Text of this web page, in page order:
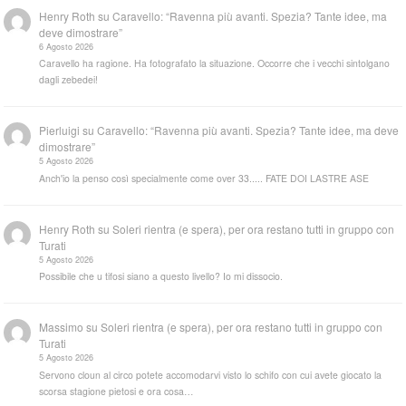
Henry Roth suCaravello: “Ravenna più avanti. Spezia? Tante idee, ma
deve dimostrare”
6 Agosto 2026
Caravello ha ragione. Ha fotografato la situazione. Occorre che i vecchi sintolgano
dagli zebedei!
Pierluigi suCaravello: “Ravenna più avanti. Spezia? Tante idee, ma deve
dimostrare”
5 Agosto 2026
Anch'io la penso così specialmente come over 33..... FATE DOI LASTRE ASE
Henry Roth suSoleri rientra (e spera), per ora restano tutti in gruppo con
Turati
5 Agosto 2026
Possibile che u tifosi siano a questo livello? Io mi dissocio.
Massimo suSoleri rientra (e spera), per ora restano tutti in gruppo con
Turati
5 Agosto 2026
Servono cloun al circo potete accomodarvi visto lo schifo con cui avete giocato la
scorsa stagione pietosi e ora cosa…